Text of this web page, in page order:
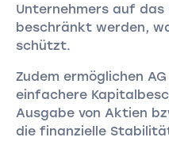
Unternehmers auf
beschränkt werden,
schützt.
Zudem ermöglichen
einfachere
Ausgabe von Aktien
die finanzielle